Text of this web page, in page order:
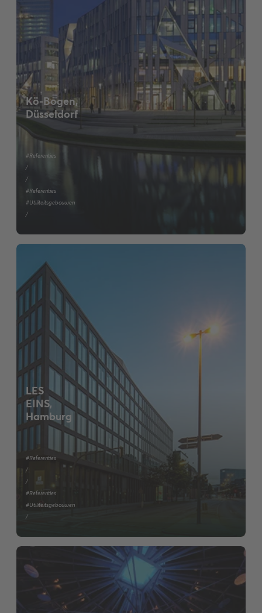
Kö-Bogen,
Düsseldorf
#Referenties
/
/
#Referenties
#Utiliteitsgebouwen
/
LES
EINS,
Hamburg
#Referenties
/
/
#Referenties
#Utiliteitsgebouwen
/